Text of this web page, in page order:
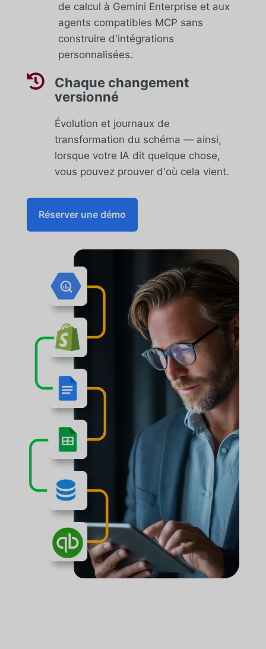
de calcul à Gemini Enterprise et aux
agents compatibles MCP sans
construire d'intégrations
personnalisées.

Chaque changement
versionné
Évolution et journaux de
transformation du schéma — ainsi,
lorsque votre IA dit quelque chose,
vous pouvez prouver d'où cela vient.
Réserver une démo